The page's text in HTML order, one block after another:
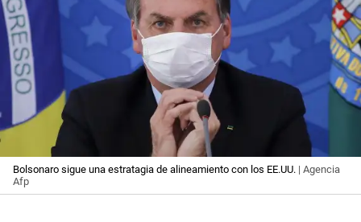
Bolsonaro sigue una estratagia de alineamiento con los EE.UU. | Agencia
Afp